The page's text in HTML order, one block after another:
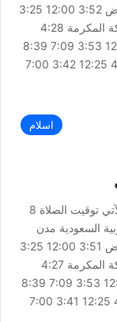
السعودية الفجر الظهر العصر المغرب العشاء الرياض 3:52 12:00 3:25
6:41 8:11 جدة 4:30 12:30 3:46 7:05 8:35 مكة المكرمة 4:28
12:27 3:44 7:02 8:32 المدينة المنورة 4:20 12:28 3:53 7:09 8:39
الدمام 3:33 11:47 3:16 6:30 8:00 الطائف 4:25 12:25 3:42 7:00
اسلام
توقيت الصلاة 8 محرم 1444 هجري في الجدول الآتي توقيت الصلاة 8
السعودية مدن
السعودية الفجر الظهر العصر المغرب العشاء الرياض 3:51 12:00 3:25
6:41 8:11 جدة 4:30 12:30 3:46 7:05 8:35 مكة المكرمة 4:27
12:27 3:44 7:03 8:33 المدينة المنورة 4:20 12:28 3:53 7:09 8:39
الدمام 3:33 11:47 3:16 6:31 8:01 الطائف 4:24 12:25 3:41 7:00